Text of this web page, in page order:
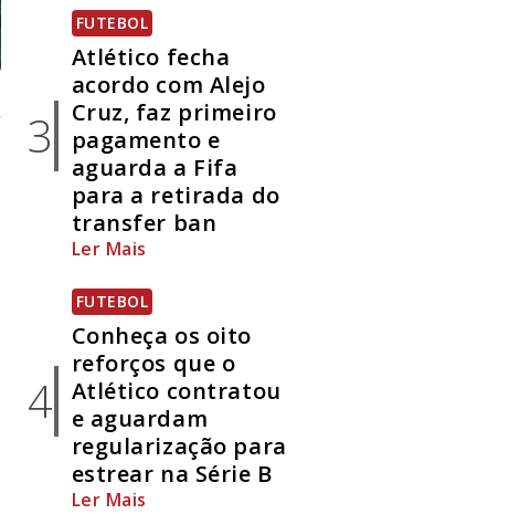
3
FUTEBOL
Atlético fecha
acordo com Alejo
Cruz, faz primeiro
pagamento e
aguarda a Fifa
para a retirada do
transfer ban
Ler Mais
4
FUTEBOL
Conheça os oito
reforços que o
Atlético contratou
e aguardam
regularização para
estrear na Série B
Ler Mais